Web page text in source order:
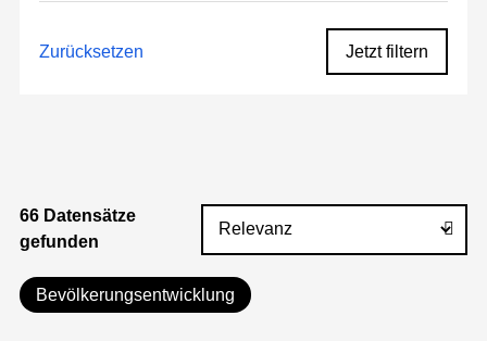
Zurücksetzen Jetzt filtern
66 Datensätze
gefunden
Bevölkerungsentwicklung